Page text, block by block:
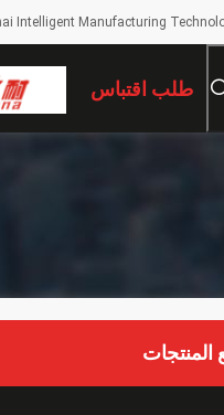
Intelligent Manufacturing
طلب اقتباس
المنتجات